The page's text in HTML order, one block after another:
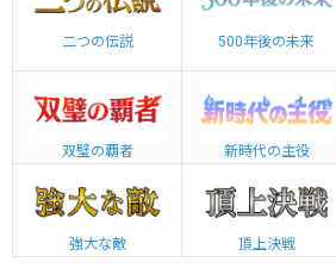
二つの伝説 500年後の未来
双璧の覇者 新時代の主役
強大な敵 頂上決戦